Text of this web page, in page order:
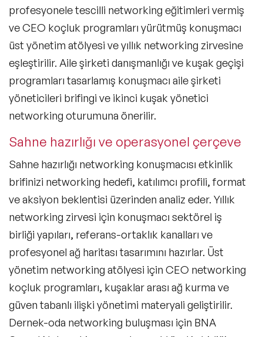
profesyonele tescilli networking eğitimleri vermiş
ve CEO koçluk programları yürütmüş konuşmacı
üst yönetim atölyesi ve yıllık networking zirvesine
eşleştirilir. Aile şirketi danışmanlığı ve kuşak geçişi
programları tasarlamış konuşmacı aile şirketi
yöneticileri brifingi ve ikinci kuşak yönetici
networking oturumuna önerilir.
Sahne hazırlığı ve operasyonel çerçeve
Sahne hazırlığı networking konuşmacısı etkinlik
brifinizi networking hedefi, katılımcı profili, format
ve aksiyon beklentisi üzerinden analiz eder. Yıllık
networking zirvesi için konuşmacı sektörel iş
birliği yapıları, referans-ortaklık kanalları ve
profesyonel ağ haritası tasarımını hazırlar. Üst
yönetim networking atölyesi için CEO networking
koçluk programları, kuşaklar arası ağ kurma ve
güven tabanlı ilişki yönetimi materyali geliştirilir.
Dernek-oda networking buluşması için BNA